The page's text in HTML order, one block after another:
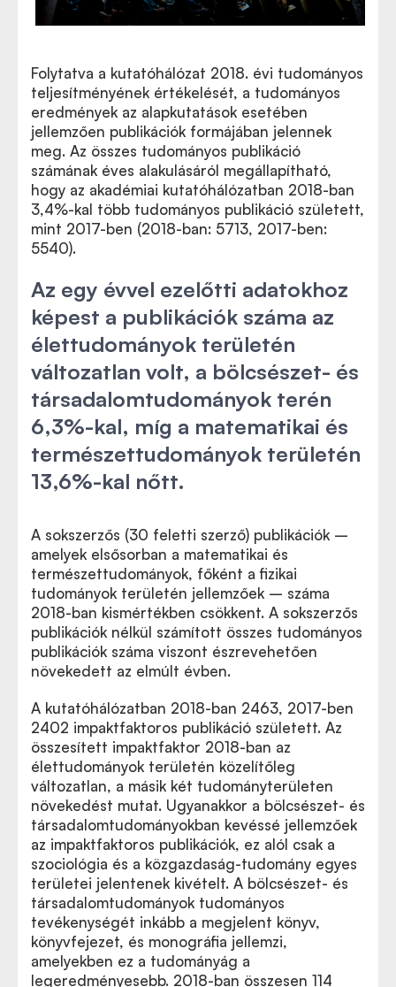
Folytatva a kutatóhálózat 2018. évi tudományos
teljesítményének értékelését, a tudományos
eredmények az alapkutatások esetében
jellemzően publikációk formájában jelennek
meg. Az összes tudományos publikáció
számának éves alakulásáról megállapítható,
hogy az akadémiai kutatóhálózatban 2018-ban
3,4%-kal több tudományos publikáció született,
mint 2017-ben (2018-ban: 5713, 2017-ben:
5540).
Az egy évvel ezelőtti adatokhoz
képest a publikációk száma az
élettudományok területén
változatlan volt, a bölcsészet- és
társadalomtudományok terén
6,3%-kal, míg a matematikai és
természettudományok területén
13,6%-kal nőtt.
A sokszerzős (30 feletti szerző) publikációk –
amelyek elsősorban a matematikai és
természettudományok, főként a fizikai
tudományok területén jellemzőek – száma
2018-ban kismértékben csökkent. A sokszerzős
publikációk nélkül számított összes tudományos
publikációk száma viszont észrevehetően
növekedett az elmúlt évben.
A kutatóhálózatban 2018-ban 2463, 2017-ben
2402 impaktfaktoros publikáció született. Az
összesített impaktfaktor 2018-ban az
élettudományok területén közelítőleg
változatlan, a másik két tudományterületen
növekedést mutat. Ugyanakkor a bölcsészet- és
társadalomtudományokban kevéssé jellemzőek
az impaktfaktoros publikációk, ez alól csak a
szociológia és a közgazdaság-tudomány egyes
területei jelentenek kivételt. A bölcsészet- és
társadalomtudományok tudományos
tevékenységét inkább a megjelent könyv,
könyvfejezet, és monográfia jellemzi,
amelyekben ez a tudományág a
legeredményesebb. 2018-ban összesen 114